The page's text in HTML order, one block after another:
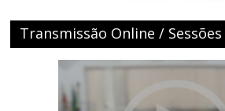
Transmissão Online / Sessões